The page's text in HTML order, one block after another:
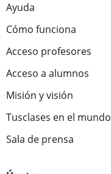
Ayuda
Cómo funciona
Acceso profesores
Acceso a alumnos
Misión y visión
Tusclases en el mundo
Sala de prensa